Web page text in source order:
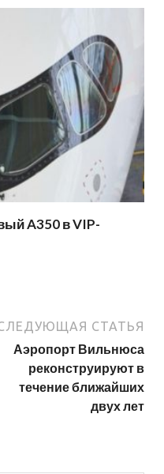
A350 в VIP-
СТАТЬЯ
Аэропорт Вильнюса
реконструируют в
течение ближайших
двух лет